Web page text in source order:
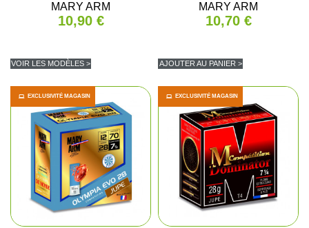
MARY ARM
10,90 €
VOIR LES MODÈLES >
MARY ARM
10,70 €
AJOUTER AU PANIER >
EXCLUSIVITÉ MAGASIN EXCLUSIVITÉ MAGASIN